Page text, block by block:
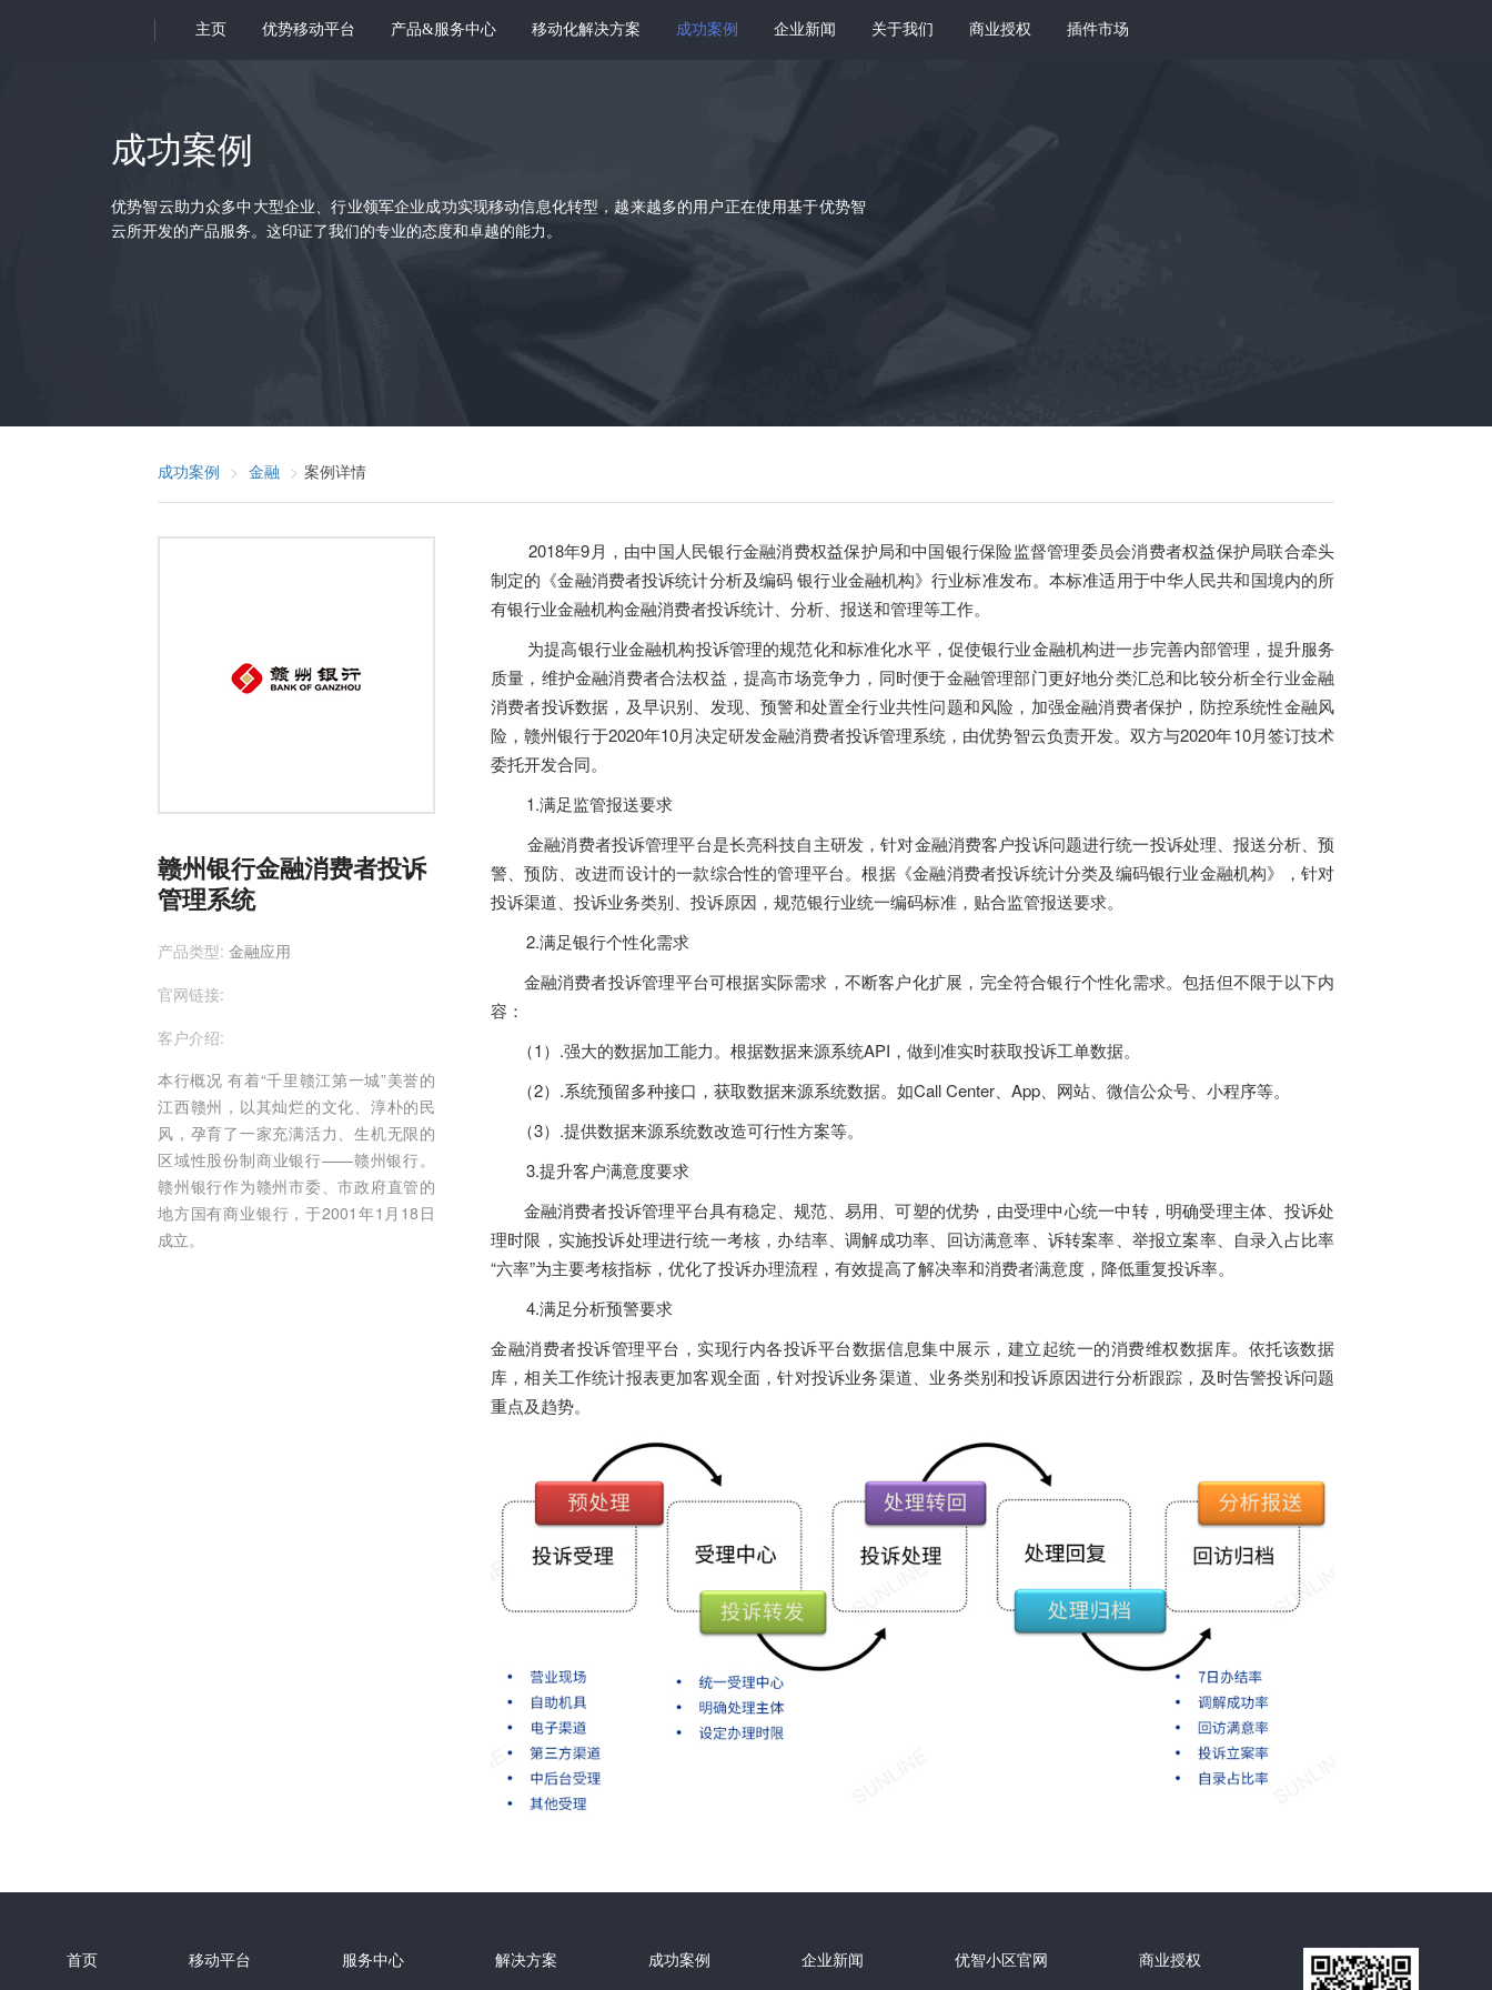
主页 优势移动平台 产品&服务中心 移动化解决方案 成功案例 企业新闻 关于我们 商业授权 插件市场
成功案例
优势智云助力众多中大型企业、行业领军企业成功实现移动信息化转型，越来越多的用户正在使用基于优势智
云所开发的产品服务。这印证了我们的专业的态度和卓越的能力。
成功案例 金融 案例详情
赣州银行金融消费者投诉
管理系统
产品类型: 金融应用
官网链接:
客户介绍:
本行概况 有着“千里赣江第一城”美誉的
江西赣州，以其灿烂的文化、淳朴的民
风，孕育了一家充满活力、生机无限的
区域性股份制商业银行——赣州银行。
赣州银行作为赣州市委、市政府直管的
地方国有商业银行，于2001年1月18日
成立。
2018年9月，由中国人民银行金融消费权益保护局和中国银行保险监督管理委员会消费者权益保护局联合牵头
制定的《金融消费者投诉统计分析及编码 银行业金融机构》行业标准发布。本标准适用于中华人民共和国境内的所
有银行业金融机构金融消费者投诉统计、分析、报送和管理等工作。
为提高银行业金融机构投诉管理的规范化和标准化水平，促使银行业金融机构进一步完善内部管理，提升服务
质量，维护金融消费者合法权益，提高市场竞争力，同时便于金融管理部门更好地分类汇总和比较分析全行业金融
消费者投诉数据，及早识别、发现、预警和处置全行业共性问题和风险，加强金融消费者保护，防控系统性金融风
险，赣州银行于2020年10月决定研发金融消费者投诉管理系统，由优势智云负责开发。双方与2020年10月签订技术
委托开发合同。
1.满足监管报送要求
金融消费者投诉管理平台是长亮科技自主研发，针对金融消费客户投诉问题进行统一投诉处理、报送分析、预
警、预防、改进而设计的一款综合性的管理平台。根据《金融消费者投诉统计分类及编码银行业金融机构》，针对
投诉渠道、投诉业务类别、投诉原因，规范银行业统一编码标准，贴合监管报送要求。
2.满足银行个性化需求
金融消费者投诉管理平台可根据实际需求，不断客户化扩展，完全符合银行个性化需求。包括但不限于以下内
容：
（1）.强大的数据加工能力。根据数据来源系统API，做到准实时获取投诉工单数据。
（2）.系统预留多种接口，获取数据来源系统数据。如Call Center、App、网站、微信公众号、小程序等。
（3）.提供数据来源系统数改造可行性方案等。
3.提升客户满意度要求
金融消费者投诉管理平台具有稳定、规范、易用、可塑的优势，由受理中心统一中转，明确受理主体、投诉处
理时限，实施投诉处理进行统一考核，办结率、调解成功率、回访满意率、诉转案率、举报立案率、自录入占比率
“六率”为主要考核指标，优化了投诉办理流程，有效提高了解决率和消费者满意度，降低重复投诉率。
4.满足分析预警要求
金融消费者投诉管理平台，实现行内各投诉平台数据信息集中展示，建立起统一的消费维权数据库。依托该数据
库，相关工作统计报表更加客观全面，针对投诉业务渠道、业务类别和投诉原因进行分析跟踪，及时告警投诉问题
重点及趋势。
首页 移动平台 服务中心 解决方案 成功案例 企业新闻 优智小区官网 商业授权